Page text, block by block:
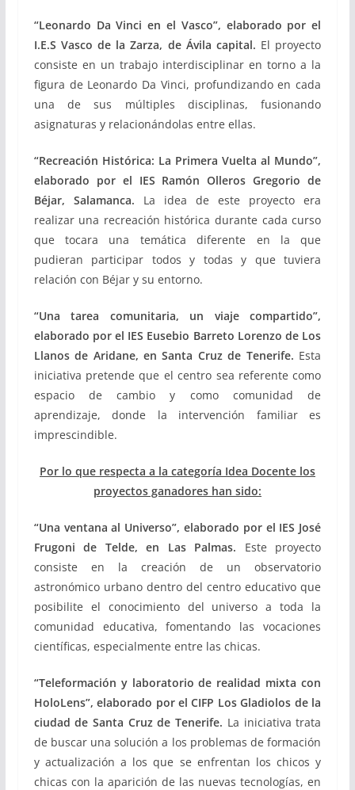
“Leonardo Da Vinci en el Vasco”, elaborado por el
I.E.S Vasco de la Zarza, de Ávila capital. El proyecto
consiste en un trabajo interdisciplinar en torno a la
figura de Leonardo Da Vinci, profundizando en cada
una de sus múltiples disciplinas, fusionando
asignaturas y relacionándolas entre ellas.
“Recreación Histórica: La Primera Vuelta al Mundo”,
elaborado por el IES Ramón Olleros Gregorio de
Béjar, Salamanca. La idea de este proyecto era
realizar una recreación histórica durante cada curso
que tocara una temática diferente en la que
pudieran participar todos y todas y que tuviera
relación con Béjar y su entorno.
“Una tarea comunitaria, un viaje compartido”,
elaborado por el IES Eusebio Barreto Lorenzo de Los
Llanos de Aridane, en Santa Cruz de Tenerife. Esta
iniciativa pretende que el centro sea referente como
espacio de cambio y como comunidad de
aprendizaje, donde la intervención familiar es
imprescindible.
Por lo que respecta a la categoría Idea Docente los
proyectos ganadores han sido:
“Una ventana al Universo”, elaborado por el IES José
Frugoni de Telde, en Las Palmas. Este proyecto
consiste en la creación de un observatorio
astronómico urbano dentro del centro educativo que
posibilite el conocimiento del universo a toda la
comunidad educativa, fomentando las vocaciones
científicas, especialmente entre las chicas.
“Teleformación y laboratorio de realidad mixta con
HoloLens”, elaborado por el CIFP Los Gladiolos de la
ciudad de Santa Cruz de Tenerife. La iniciativa trata
de buscar una solución a los problemas de formación
y actualización a los que se enfrentan los chicos y
chicas con la aparición de las nuevas tecnologías, en